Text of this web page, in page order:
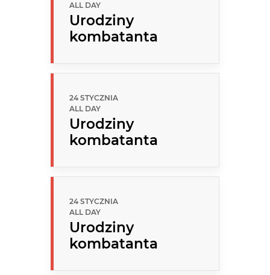
ALL DAY
Urodziny
kombatanta
24 STYCZNIA
ALL DAY
Urodziny
kombatanta
24 STYCZNIA
ALL DAY
Urodziny
kombatanta